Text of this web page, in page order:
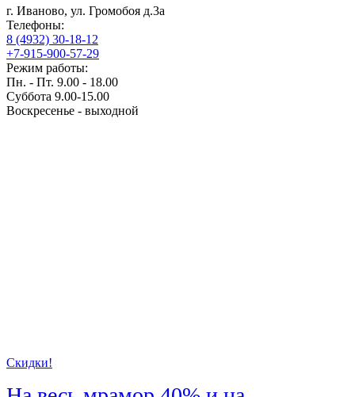
г. Иваново, ул. Громобоя д.3а
Телефоны:
8 (4932) 30-18-12
+7-915-900-57-29
Режим работы:
Пн. - Пт. 9.00 - 18.00
Суббота 9.00-15.00
Воскресенье - выходной
Скидки!